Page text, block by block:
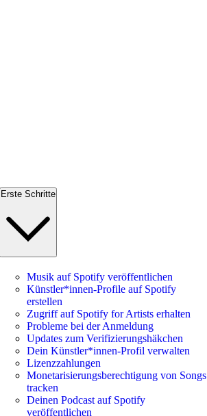
Erste Schritte
Musik auf Spotify veröffentlichen
Künstler*innen-Profile auf Spotify
erstellen
Zugriff auf Spotify for Artists erhalten
Probleme bei der Anmeldung
Updates zum Verifizierungshäkchen
Dein Künstler*innen-Profil verwalten
Lizenzzahlungen
Monetarisierungsberechtigung von Songs
tracken
Deinen Podcast auf Spotify
veröffentlichen